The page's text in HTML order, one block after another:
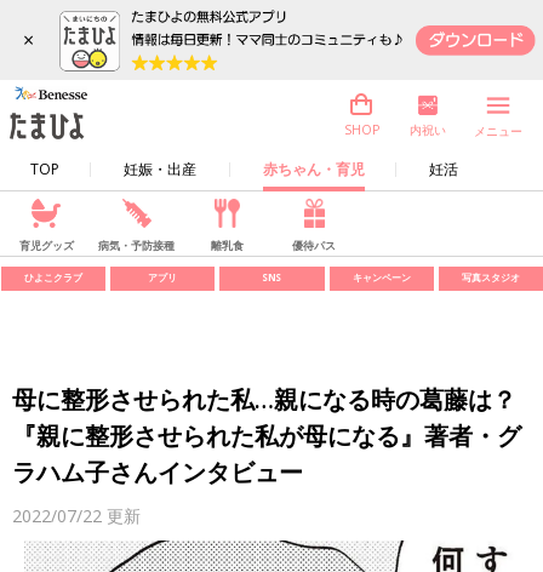
×
TOP 妊娠・出産 赤ちゃん・育児 妊活
SHOP 内祝い メニュー
育児グッズ 病気・予防接種 離乳食 優待パス
ひよこクラブ アプリ SNS キャンペーン 写真スタジオ
母に整形させられた私…親になる時の葛藤は？
『親に整形させられた私が母になる』著者・グ
ラハム子さんインタビュー
2022/07/22 更新